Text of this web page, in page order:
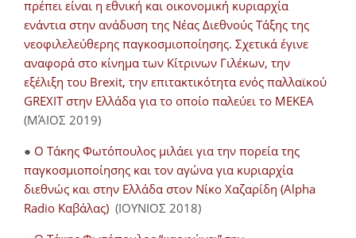
πρέπει είναι η εθνική και οικονομική κυριαρχία
ενάντια στην ανάδυση της Νέας Διεθνούς Τάξης της
νεοφιλελεύθερης παγκοσμιοποίησης. Σχετικά έγινε
αναφορά στο κίνημα των Κίτρινων Γιλέκων, την
εξέλιξη του Brexit, την επιτακτικότητα ενός παλλαϊκού
GREXIT στην Ελλάδα για το οποίο παλεύει το ΜΕΚΕΑ
(ΜΆΙΟΣ 2019)
● Ο Τάκης Φωτόπουλος μιλάει για την πορεία της
παγκοσμιοποίησης και τον αγώνα για κυριαρχία
διεθνώς και στην Ελλάδα στον Νίκο Χαζαρίδη (Alpha
Radio Καβάλας) (ΙΟΥΝΙΟΣ 2018)